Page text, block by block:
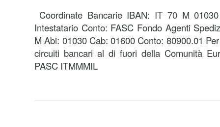
Coordinate Bancarie IBAN: IT 70 M
Intestatario Conto: FASC Fondo Agenti
M Abi: 01030 Cab: 01600 Conto: 80900.01
circuiti bancari al di fuori della Comunità
PASC ITMMMIL